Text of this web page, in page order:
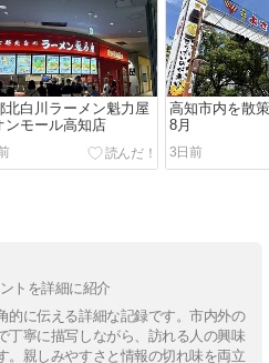
北白川ラーメン魁力屋
ンモール高知店
高知市内を散
8月
3日前
トを詳細に紹介
的に伝える詳細な記録です。市内外の
丁寧に描写しながら、訪れる人の興味
。親しみやすさと情報の切れ味を両立